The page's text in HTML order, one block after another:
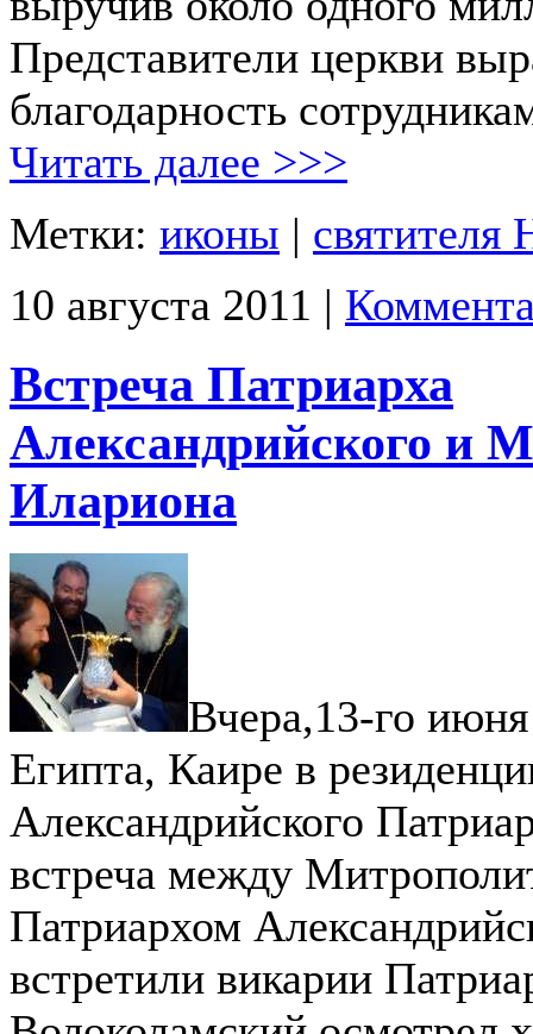
Представители церкви
благодарность
Читать далее >>>
Метки: иконы | святителя
10 августа 2011 |
Встреча Патриарха
Александрийского и
Илариона
Вчера,13-го
Египта, Каире в
Александрийского
встреча между
Патриархом
встретили викарии